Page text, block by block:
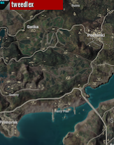
tweedlex